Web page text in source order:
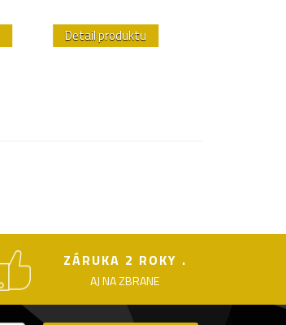
Detail produktu
ZÁRUKA 2 ROKY .
AJ NA ZBRANE